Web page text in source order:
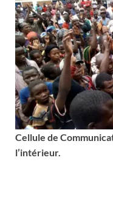
Cellule de
l’intérieur.